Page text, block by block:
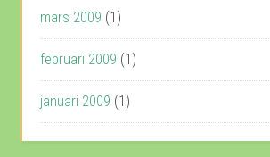
mars 2009 (1)
februari 2009 (1)
januari 2009 (1)